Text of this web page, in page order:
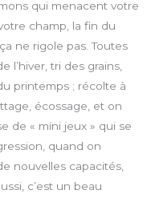
qui menacent votre
champ, la fin du
ne rigole pas. Toutes
l’hiver, tri des grains,
printemps ; récolte à
écossage, et on
de « mini jeux » qui se
quand on
nouvelles capacités,
c’est un beau